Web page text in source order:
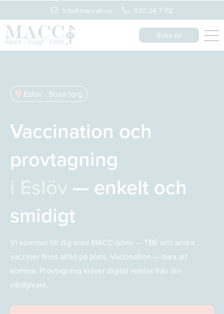
info@maccab.se 020 24 7 112
Boka tid
Eslöv - Stora torg
Vaccination och
provtagning
— enkelt och
smidigt
Vi kommer till dig med MACC-bilen — TBE och andra
vacciner finns alltid på plats. Vaccination — bara att
komma. Provtagning kräver digital remiss från din
vårdgivare.